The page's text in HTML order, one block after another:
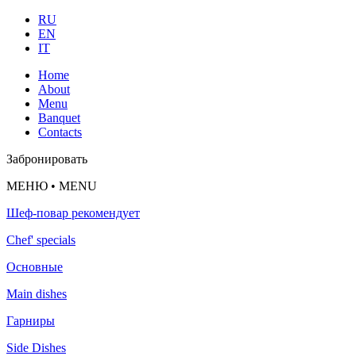
RU
EN
IT
Home
About
Menu
Banquet
Contacts
Забронировать
МЕНЮ • MENU
Шеф-повар рекомендует
Chef' specials
Основные
Main dishes
Гарниры
Side Dishes